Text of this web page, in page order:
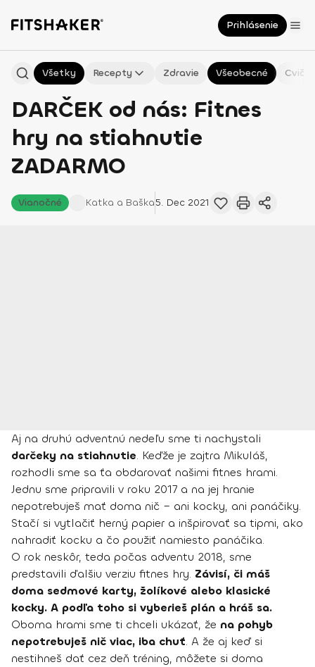
Prihlásenie
Všetky Recepty Zdravie Všeobecné
DARČEK od nás: Fitnes
hry na stiahnutie
ZADARMO
Vianočné Katka a Baška5. Dec 2021
Aj na druhú adventnú nedeľu sme ti nachystali
darčeky na stiahnutie. Keďže je zajtra Mikuláš,
rozhodli sme sa ťa obdarovať našimi fitnes hrami.
Jednu sme pripravili v roku 2017 a na jej hranie
nepotrebuješ mať doma nič – ani kocky, ani panáčiky.
Stačí si vytlačiť herný papier a inšpirovať sa tipmi, ako
nahradiť kocku a čo použiť namiesto panáčika.
O rok neskôr, teda počas adventu 2018, sme
predstavili ďalšiu verziu fitnes hry. Závisí, či máš
doma sedmové karty, žolíkové alebo klasické
kocky. A podľa toho si vyberieš plán a hráš sa.
Oboma hrami sme ti chceli ukázať, že na pohyb
nepotrebuješ nič viac, iba chuť. A že aj keď si
nestihneš dať cez deň tréning, môžete si doma